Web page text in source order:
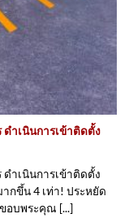
ดำเนินการเข้าติดตั้ง​
ดำเนินการเข้าติดตั้ง​
ากขึ้น 4 เท่า! ประหยัด
อบพระคุณ [...]